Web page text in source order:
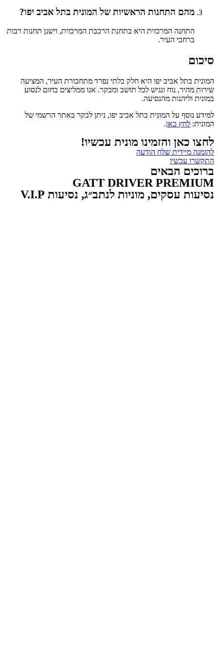
מהם התחנות הראשיות של המונית בתל אביב יפו?
התחנה המרכזית היא בתחנת הרכבת המרכזית, וישנן תחנות רבות
ברחבי העיר.
סיכום
המונית בתל אביב יפו היא חלק בלתי נפרד מתחבורת העיר, המציעה
שירות מהיר, נוח ונגיש לכל תושב ומבקר. אנו ממליצים בחום לנסוע
במונית וליהנות מהנסיעה.
למידע נוסף על המונית בתל אביב יפו, ניתן לבקר באתר הרשמי של
המונית: לחץ כאן.
לחצו כאן והזמינו מונית עכשיו!
להזמנה מיידית שלח הודעה
התקשרו עכשיו
ברוכים הבאים
GATT DRIVER PREMIUM
נסיעות עסקים, מוניות לנתב״ג, נסיעות V.I.P